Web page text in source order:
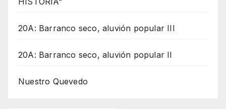
20A: Barranco seco, aluvión popular III
20A: Barranco seco, aluvión popular II
Nuestro Quevedo